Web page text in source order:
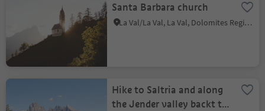
Santa Barbara church
La Val/La Val, La Val, Dolomites Region Alta Badia
Hike to Saltria and along
the Jender valley backt to